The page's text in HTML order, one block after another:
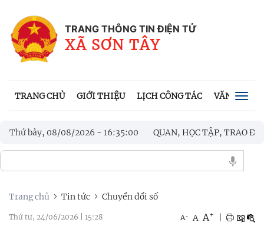
TRANG THÔNG TIN ĐIỆN TỬ
XÃ SƠN TÂY
TRANG CHỦ GIỚI THIỆU LỊCH CÔNG TÁC VĂN BẢN
Thứ bảy, 08/08/2026 - 16:35:02
XÃ BA TƠ THAM QUAN, HỌC TẬP, TRAO ĐỔI KINH NGHIỆM
LIỆT SĨ
Trang chủ Tin tức Chuyển đổi số
Thứ tư, 24/06/2026 15:28 A- A A+